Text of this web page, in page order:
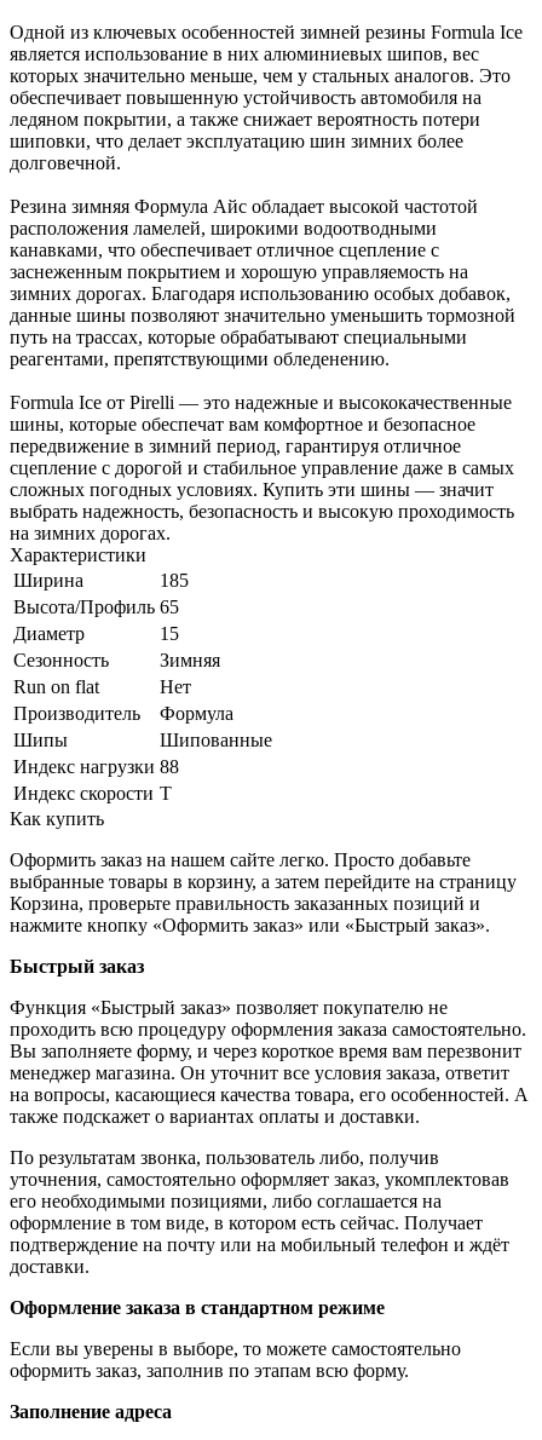
Одной из ключевых особенностей зимней резины Formula Ice
является использование в них алюминиевых шипов, вес
которых значительно меньше, чем у стальных аналогов. Это
обеспечивает повышенную устойчивость автомобиля на
ледяном покрытии, а также снижает вероятность потери
шиповки, что делает эксплуатацию шин зимних более
долговечной.
Резина зимняя Формула Айс обладает высокой частотой
расположения ламелей, широкими водоотводными
канавками, что обеспечивает отличное сцепление с
заснеженным покрытием и хорошую управляемость на
зимних дорогах. Благодаря использованию особых добавок,
данные шины позволяют значительно уменьшить тормозной
путь на трассах, которые обрабатывают специальными
реагентами, препятствующими обледенению.
Formula Ice от Pirelli — это надежные и высококачественные
шины, которые обеспечат вам комфортное и безопасное
передвижение в зимний период, гарантируя отличное
сцепление с дорогой и стабильное управление даже в самых
сложных погодных условиях. Купить эти шины — значит
выбрать надежность, безопасность и высокую проходимость
на зимних дорогах.
Характеристики
Ширина
185
Высота/Профиль 65
Диаметр
15
Сезонность
Зимняя
Run on flat
Нет
Производитель
Формула
Шипы
Шипованные
Индекс нагрузки 88
Индекс скорости T
Как купить
Оформить заказ на нашем сайте легко. Просто добавьте
выбранные товары в корзину, а затем перейдите на страницу
Корзина, проверьте правильность заказанных позиций и
нажмите кнопку «Оформить заказ» или «Быстрый заказ».
Быстрый заказ
Функция «Быстрый заказ» позволяет покупателю не
проходить всю процедуру оформления заказа самостоятельно.
Вы заполняете форму, и через короткое время вам перезвонит
менеджер магазина. Он уточнит все условия заказа, ответит
на вопросы, касающиеся качества товара, его особенностей. А
также подскажет о вариантах оплаты и доставки.
По результатам звонка, пользователь либо, получив
уточнения, самостоятельно оформляет заказ, укомплектовав
его необходимыми позициями, либо соглашается на
оформление в том виде, в котором есть сейчас. Получает
подтверждение на почту или на мобильный телефон и ждёт
доставки.
Оформление заказа в стандартном режиме
Если вы уверены в выборе, то можете самостоятельно
оформить заказ, заполнив по этапам всю форму.
Заполнение адреса